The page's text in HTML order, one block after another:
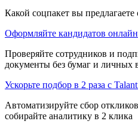
Какой соцпакет вы
Оформляйте кандидатов онлайн
Проверяйте сотрудников и
документы без бумаг и личных
Ускорьте подбор в 2 раза с
Автоматизируйте сбор
собирайте аналитику в 2 клика